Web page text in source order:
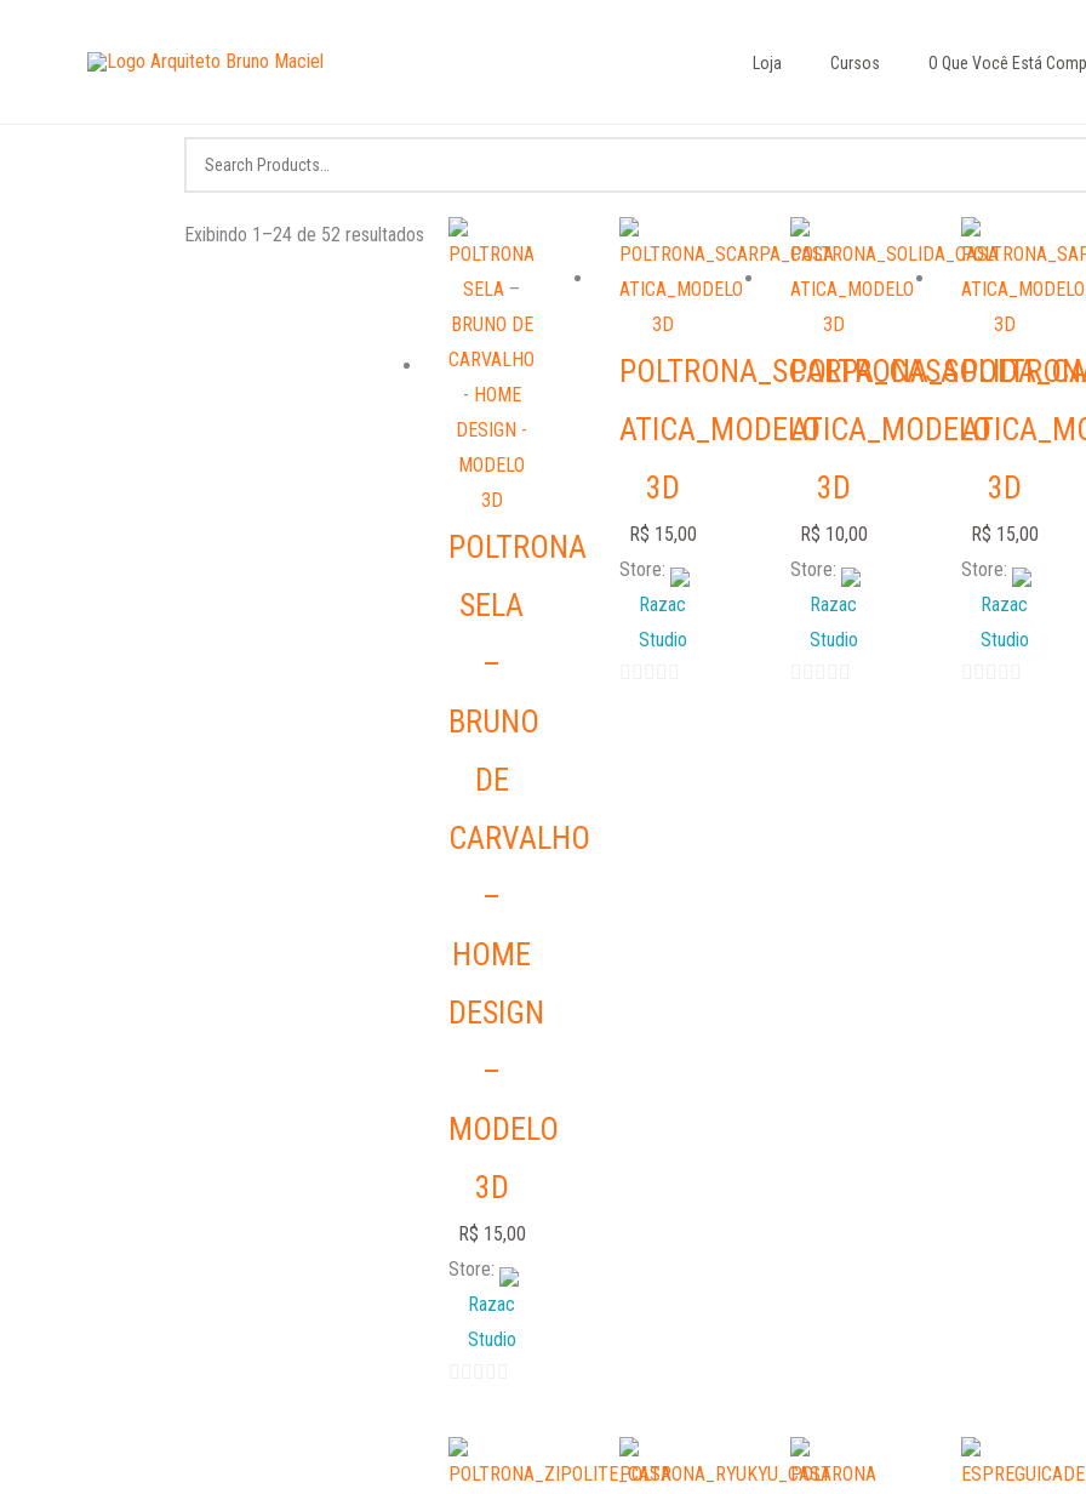
Loja Cursos O Que Você Está
Exibindo 1–24 de 52 resultados Classificado
recente
POLTRONA
SELA
–
BRUNO
DE
CARVALHO
–
HOME
DESIGN
–
MODELO
3D
R$ 15,00
Store:
Razac
Studio
of
POLTRONA_SCARPA_CASA
ATICA_MODELO
3D
R$ 15,00
Store:
Razac
Studio
ATICA_MODELO
3D
R$ 10,00
Store:
Razac
Studio
3D
R$ 15,00
Store:
Razac
Studio